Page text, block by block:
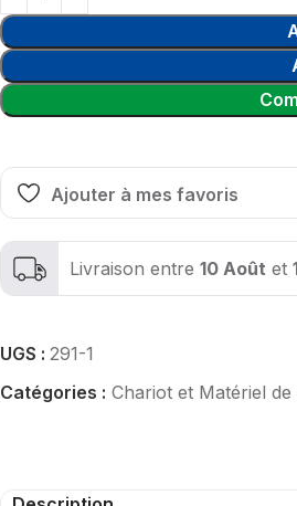
Ajouter à mes favoris
Livraison entre10 Août et
UGS :291-1
Catégories : Chariot et Matériel de